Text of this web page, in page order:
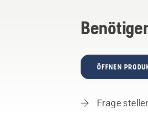
ÖFFNEN
Frage